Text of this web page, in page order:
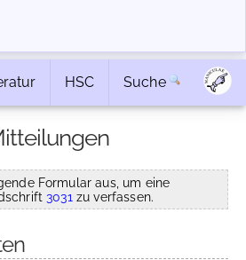
HSC Suche
Formular aus, um eine
3031 zu verfassen.